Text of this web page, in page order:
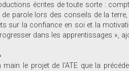
écrites de toute sorte :
de parole lors des conseils de la
sur la confiance en soi et la
dans les apprentissages »,
le projet de l’ATE que la